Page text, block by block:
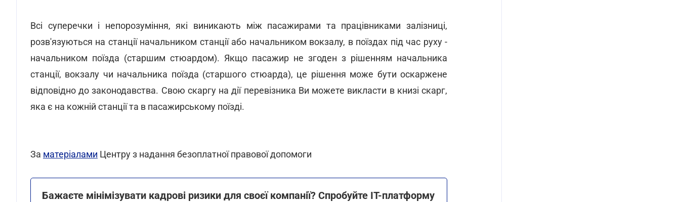
Всі суперечки і непорозуміння, які виникають між пасажирами та працівниками залізниці,
розв'язуються на станції начальником станції або начальником вокзалу, в поїздах під час руху -
начальником поїзда (старшим стюардом). Якщо пасажир не згоден з рішенням начальника
станції, вокзалу чи начальника поїзда (старшого стюарда), це рішення може бути оскаржене
відповідно до законодавства. Свою скаргу на дії перевізника Ви можете викласти в книзі скарг,
яка є на кожній станції та в пасажирському поїзді.
За матеріалами Центру з надання безоплатної правової допомоги
Бажаєте мінімізувати кадрові ризики для своєї компанії? Спробуйте ІТ-платформу